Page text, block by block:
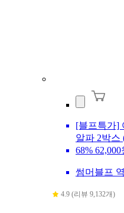
[블프특가]
알파 2박스
68% 62,000
썸머블프
4.9 (리뷰 9,132개)